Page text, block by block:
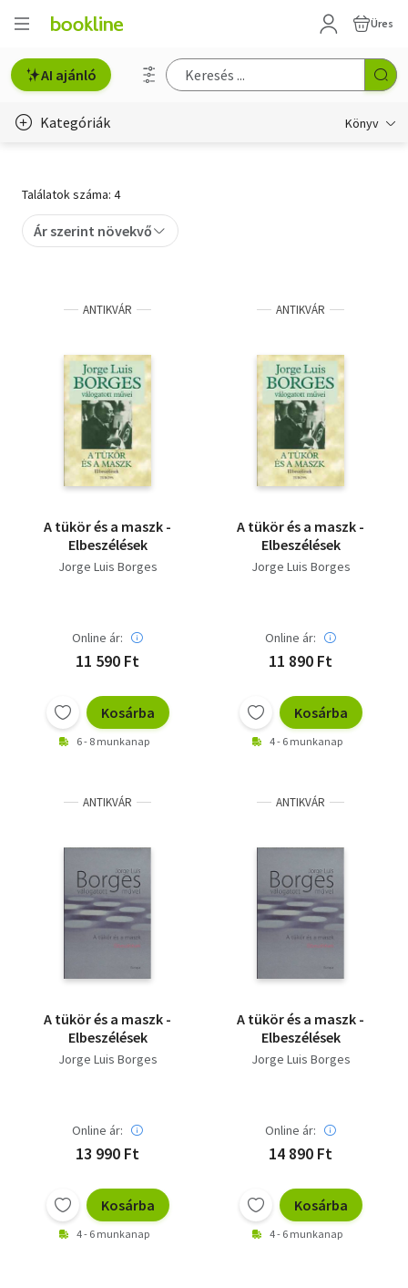
Üres
AI ajánló
Kategóriák Könyv
Gyermek- és ifjúsági
Művészet
Szakkönyv
Szótár, nyelvkönyv
Tankönyv, segédkönyv
Társadalomtudomány
Természettudomány
Találatok száma: 4
Ár szerint növekvő
ANTIKVÁR
A tükör és a maszk -
Elbeszélések
Jorge Luis Borges
Online ár:
11 590 Ft
Kosárba
6 - 8 munkanap
ANTIKVÁR
A tükör és a maszk -
Elbeszélések
Jorge Luis Borges
Online ár:
11 890 Ft
Kosárba
4 - 6 munkanap
ANTIKVÁR
A tükör és a maszk -
Elbeszélések
Jorge Luis Borges
Online ár:
13 990 Ft
Kosárba
4 - 6 munkanap
ANTIKVÁR
A tükör és a maszk -
Elbeszélések
Jorge Luis Borges
Online ár:
14 890 Ft
Kosárba
4 - 6 munkanap